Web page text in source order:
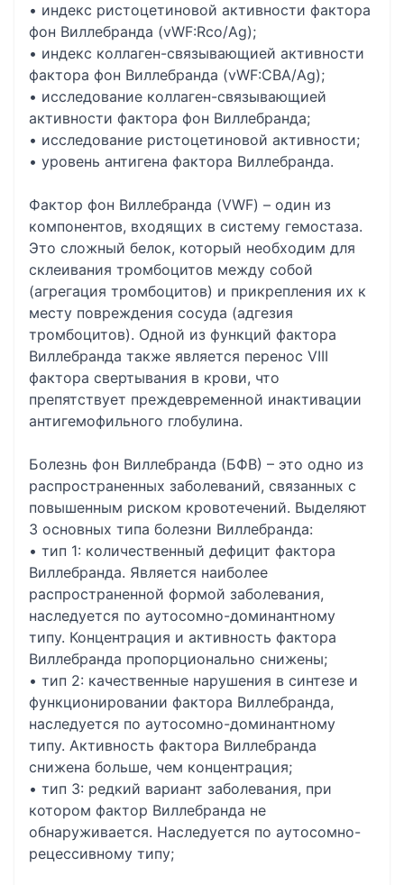
• индекс ристоцетиновой активности фактора
фон Виллебранда (vWF:Rсo/Ag);
• индекс коллаген-связывающией активности
фактора фон Виллебранда (vWF:CBA/Ag);
• исследование коллаген-связывающией
активности фактора фон Виллебранда;
• исследование ристоцетиновой активности;
• уровень антигена фактора Виллебранда.
Фактор фон Виллебранда (VWF) – один из
компонентов, входящих в систему гемостаза.
Это сложный белок, который необходим для
склеивания тромбоцитов между собой
(агрегация тромбоцитов) и прикрепления их к
месту повреждения сосуда (адгезия
тромбоцитов). Одной из функций фактора
Виллебранда также является перенос VIII
фактора свертывания в крови, что
препятствует преждевременной инактивации
антигемофильного глобулина.
Болезнь фон Виллебранда (БФВ) – это одно из
распространенных заболеваний, связанных с
повышенным риском кровотечений. Выделяют
3 основных типа болезни Виллебранда:
• тип 1: количественный дефицит фактора
Виллебранда. Является наиболее
распространенной формой заболевания,
наследуется по аутосомно-доминантному
типу. Концентрация и активность фактора
Виллебранда пропорционально снижены;
• тип 2: качественные нарушения в синтезе и
функционировании фактора Виллебранда,
наследуется по аутосомно-доминантному
типу. Активность фактора Виллебранда
снижена больше, чем концентрация;
• тип 3: редкий вариант заболевания, при
котором фактор Виллебранда не
обнаруживается. Наследуется по аутосомно-
рецессивному типу;